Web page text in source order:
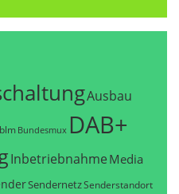
Ausbau
blm Bundesmux DAB+
Inbetriebnahme Media
SendernetzSenderstandort